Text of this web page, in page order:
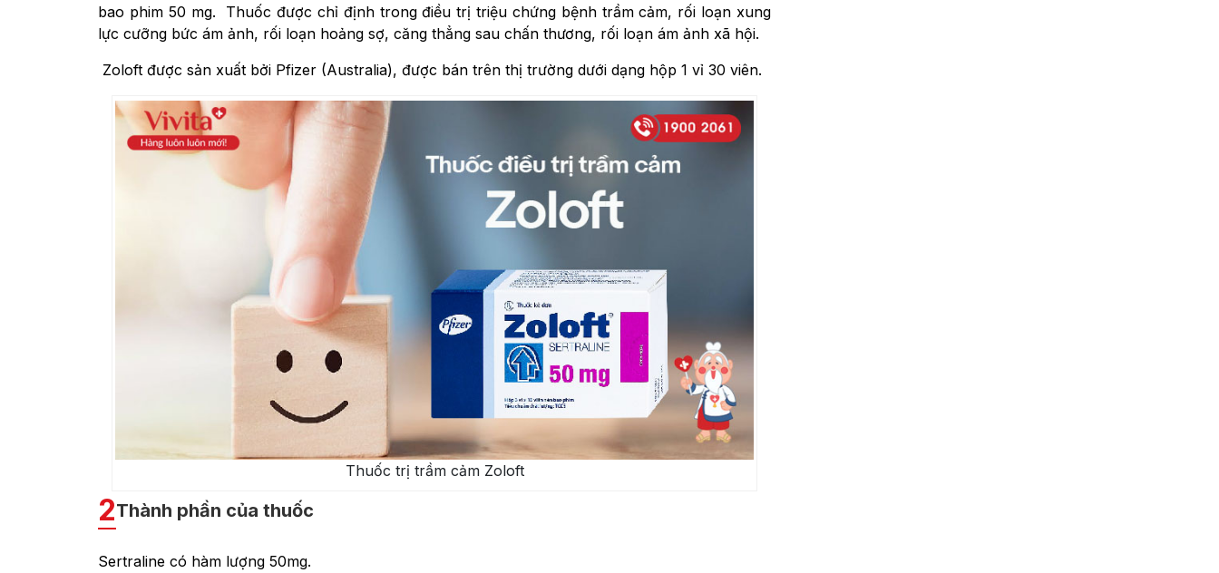
bao phim 50 mg. Thuốc được chỉ định trong điều trị triệu chứng bệnh trầm cảm, rối loạn xung
lực cưỡng bức ám ảnh, rối loạn hoảng sợ, căng thẳng sau chấn thương, rối loạn ám ảnh xã hội.
Zoloft được sản xuất bởi Pfizer (Australia), được bán trên thị trường dưới dạng hộp 1 vỉ 30 viên.
Thuốc trị trầm cảm Zoloft
2Thành phần của thuốc
Sertraline có hàm lượng 50mg.